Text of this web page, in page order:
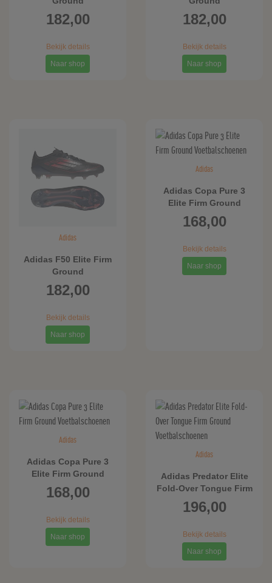
Voetbalschoenen
182,00
Bekijk details
Naar shop
Voetbalschoenen
182,00
Bekijk details
Naar shop
Adidas
Adidas F50 Elite Firm
Ground
Voetbalschoenen
182,00
Bekijk details
Naar shop
Adidas
Adidas Copa Pure 3
Elite Firm Ground
Voetbalschoenen
168,00
Bekijk details
Naar shop
Adidas
Adidas Copa Pure 3
Elite Firm Ground
Voetbalschoenen
168,00
Bekijk details
Naar shop
Adidas
Adidas Predator Elite
Fold-Over Tongue Firm
Ground
Voetbalschoenen
196,00
Bekijk details
Naar shop